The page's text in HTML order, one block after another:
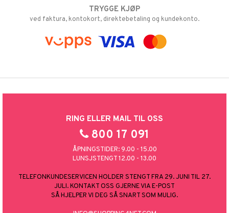
TRYGGE KJØP
ved faktura, kontokort, direktebetaling og kundekonto.
RING ELLER MAIL TIL OSS
800 17 091
ÅPNINGSTIDER: 9.00 - 15.00
LUNSJSTENGT 12.00 - 13.00
TELEFONKUNDESERVICEN HOLDER STENGT FRA 29. JUNI TIL 27.
JULI. KONTAKT OSS GJERNE VIA E-POST
SÅ HJELPER VI DEG SÅ SNART SOM MULIG.